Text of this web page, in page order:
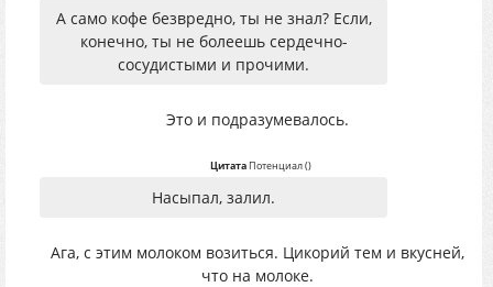
А само кофе безвредно, ты не знал? Если,
конечно, ты не болеешь сердечно-
сосудистыми и прочими.
Это и подразумевалось.
ЦитатаПотенциал()
Насыпал, залил.
Ага, с этим молоком возиться. Цикорий тем и вкусней,
что на молоке.